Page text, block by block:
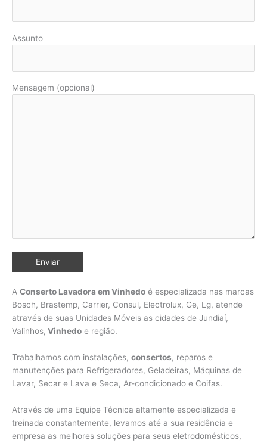
Assunto
Mensagem (opcional)
A Conserto Lavadora em Vinhedo é especializada nas marcas
Bosch, Brastemp, Carrier, Consul, Electrolux, Ge, Lg, atende
através de suas Unidades Móveis as cidades de Jundiaí,
Valinhos, Vinhedo e região.
Trabalhamos com instalações, consertos, reparos e
manutenções para Refrigeradores, Geladeiras, Máquinas de
Lavar, Secar e Lava e Seca, Ar-condicionado e Coifas.
Através de uma Equipe Técnica altamente especializada e
treinada constantemente, levamos até a sua residência e
empresa as melhores soluções para seus eletrodomésticos,